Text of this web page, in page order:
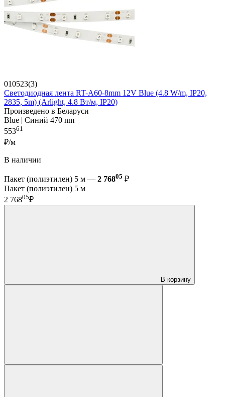
010523(3)
Светодиодная лента RT-A60-8mm 12V Blue (4.8 W/m, IP20,
2835, 5m) (Arlight, 4.8 Вт/м, IP20)
Произведено в Беларуси
Blue | Синий 470 nm
55361
₽/м
В наличии
Пакет (полиэтилен) 5 м — 2 76805 ₽
Пакет (полиэтилен) 5 м
2 76805₽
В корзину